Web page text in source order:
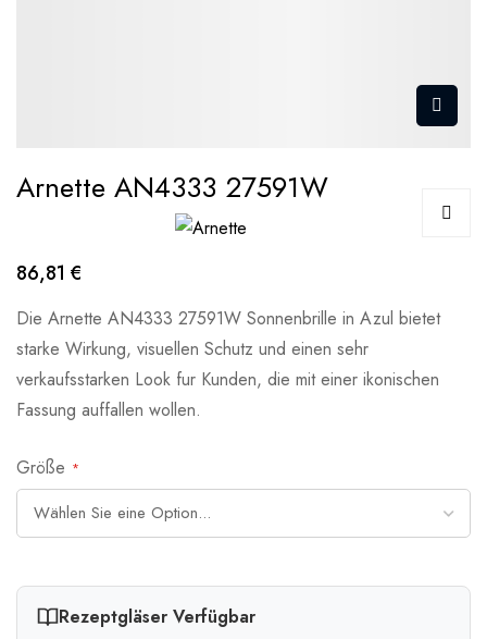
Arnette AN4333 27591W
86,81 €
Die Arnette AN4333 27591W Sonnenbrille in Azul bietet
starke Wirkung, visuellen Schutz und einen sehr
verkaufsstarken Look fur Kunden, die mit einer ikonischen
Fassung auffallen wollen.
Größe
Rezeptgläser Verfügbar